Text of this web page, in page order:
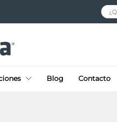
Blog Contacto